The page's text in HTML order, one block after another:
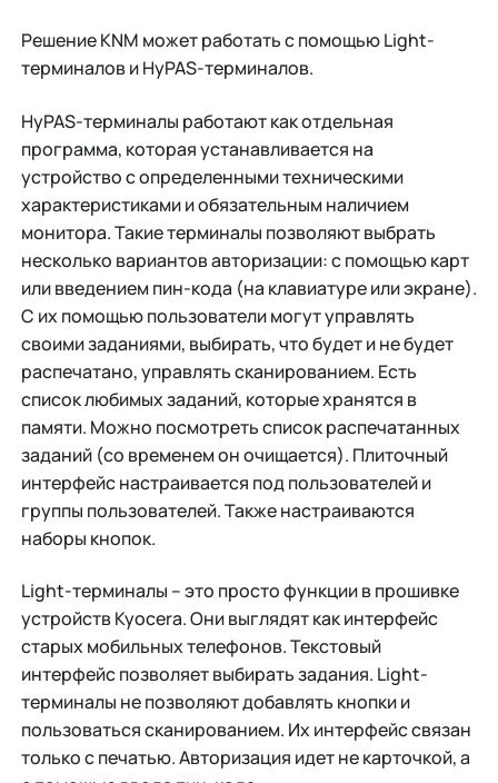
Решение KNM может работать с помощью Light-
терминалов и HyPAS-терминалов.
HyPAS-терминалы работают как отдельная
программа, которая устанавливается на
устройство с определенными техническими
характеристиками и обязательным наличием
монитора. Такие терминалы позволяют выбрать
несколько вариантов авторизации: с помощью карт
или введением пин-кода (на клавиатуре или экране).
С их помощью пользователи могут управлять
своими заданиями, выбирать, что будет и не будет
распечатано, управлять сканированием. Есть
список любимых заданий, которые хранятся в
памяти. Можно посмотреть список распечатанных
заданий (со временем он очищается). Плиточный
интерфейс настраивается под пользователей и
группы пользователей. Также настраиваются
наборы кнопок.
Light-терминалы – это просто функции в прошивке
устройств Kyocera. Они выглядят как интерфейс
старых мобильных телефонов. Текстовый
интерфейс позволяет выбирать задания. Light-
терминалы не позволяют добавлять кнопки и
пользоваться сканированием. Их интерфейс связан
только с печатью. Авторизация идет не карточкой, а